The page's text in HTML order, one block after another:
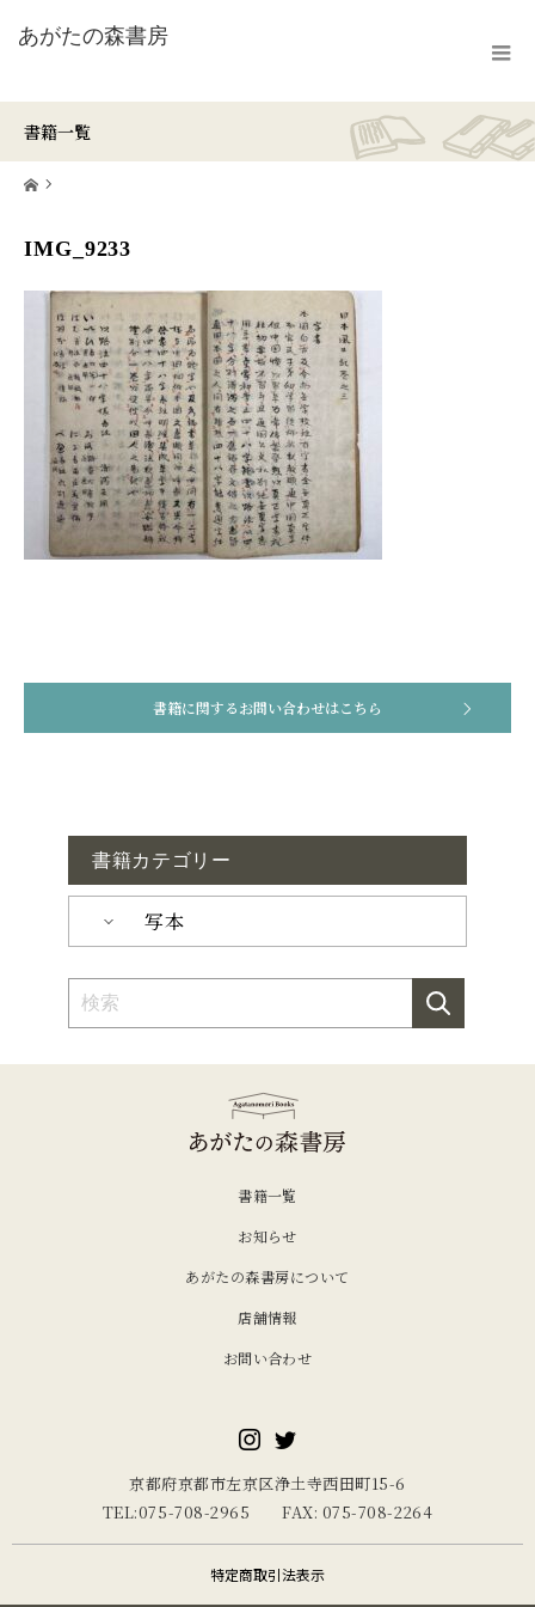
書籍一覧
ホーム
IMG_9233
書籍に関するお問い合わせはこちら
書籍カテゴリー
写本
書籍一覧
お知らせ
あがたの森書房について
店舗情報
お問い合わせ
京都府京都市左京区浄土寺西田町15-6
TEL:075-708-2965 FAX: 075-708-2264
特定商取引法表示